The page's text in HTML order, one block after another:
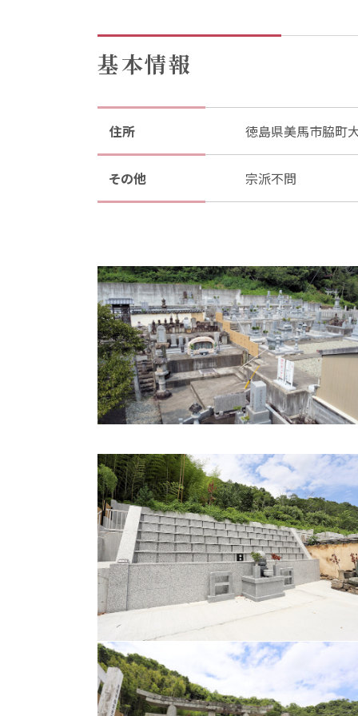
基本情報
住所 徳島県美馬市脇町
その他 宗派不問